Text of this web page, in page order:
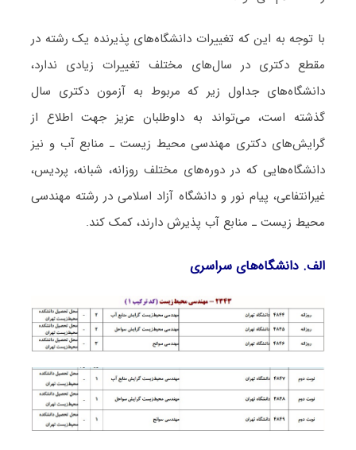
با توجه به این که تغییرات دانشگاه‌های پذیرنده یک رشته در
مقطع دکتری در سال‌های مختلف تغییرات زیادی ندارد،
دانشگاه‌های جداول زیر که مربوط به آزمون دکتری سال
گذشته است، می‌تواند به داوطلبان عزیز جهت اطلاع از
گرایش‌های دکتری مهندسی محیط زیست ـ ﻣﻨﺎﺑﻊ آب و نیز
دانشگاه‌هایی که در دوره‌های مختلف روزانه، شبانه، پردیس،
غیرانتفاعی، پیام نور و دانشگاه آزاد اﺳﻼمی در رشته مهندسی
محیط زیست ـ ﻣﻨﺎﺑﻊ آب پذیرش دارند، کمک کند.
الف. دانشگاه‌های سراسری